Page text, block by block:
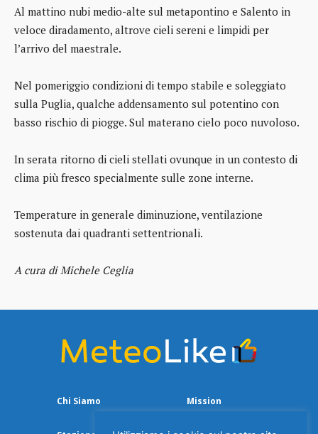
Al mattino nubi medio-alte sul metapontino e Salento in
veloce diradamento, altrove cieli sereni e limpidi per
l’arrivo del maestrale.
Nel pomeriggio condizioni di tempo stabile e soleggiato
sulla Puglia, qualche addensamento sul potentino con
basso rischio di piogge. Sul materano cielo poco nuvoloso.
In serata ritorno di cieli stellati ovunque in un contesto di
clima più fresco specialmente sulle zone interne.
Temperature in generale diminuzione, ventilazione
sostenuta dai quadranti settentrionali.
A cura di Michele Ceglia
Chi Siamo Mission